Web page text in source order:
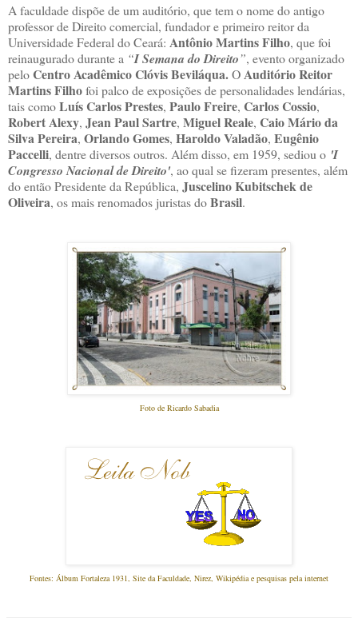
A faculdade dispõe de um auditório, que tem o nome do antigo
professor de Direito comercial, fundador e primeiro reitor da
Universidade Federal do Ceará: Antônio Martins Filho, que foi
reinaugurado durante a “I Semana do Direito”, evento organizado
peloCentro Acadêmico Clóvis Beviláqua.O Auditório Reitor
Martins Filhofoi palco de exposições de personalidades lendárias,
tais comoLuís Carlos Prestes, Paulo Freire, Carlos Cossio,
Robert Alexy, Jean Paul Sartre, Miguel Reale, Caio Mário da
Silva Pereira, Orlando Gomes, Haroldo Valadão, Eugênio
Paccelli, dentre diversos outros. Além disso, em 1959, sediou o 'I
Congresso Nacional de Direito', ao qual se fizeram presentes, além
do então Presidente da República, Juscelino Kubitschek de
Oliveira, os mais renomados juristas doBrasil.
Foto de Ricardo Sabadia
Fontes: Álbum Fortaleza 1931, Site da Faculdade, Nirez, Wikipédia e pesquisas pela internet